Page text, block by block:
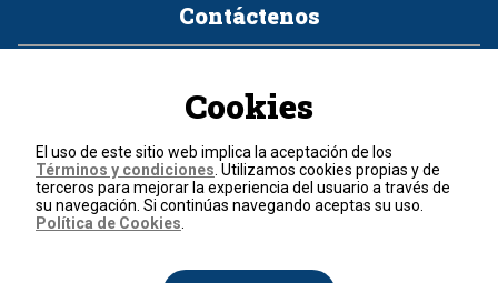
Contáctenos
Política de cookies
Términos y condiciones
© 2026, RCN Medios.
Todos los derechos reservados.
Cookies
El uso de este sitio web implica la aceptación de los
Términos y condiciones . Utilizamos cookies propias y de
terceros para mejorar la experiencia del usuario a través de
su navegación. Si continúas navegando aceptas su uso.
Política de Cookies